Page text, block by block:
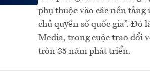
phụ thuộc vào các nền
chủ quyền số quốc gia”.
Media, trong cuộc trao đổi
tròn 35 năm phát triển.